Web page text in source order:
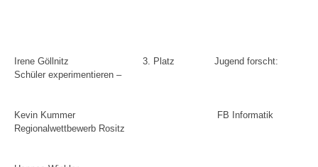
Irene Göllnitz 3. Platz
Jugend forscht:
Schüler experimentieren –
Kevin Kummer
FB Informatik
Regionalwettbewerb Rositz